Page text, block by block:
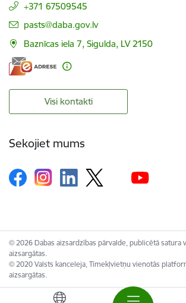
+371 67509545
E-pasts:
pasts@daba.gov.lv
Baznīcas iela 7, Sigulda, LV 2150
Visi kontakti
Sekojiet mums
© 2026 Dabas aizsardzības pārvalde, publicētā satura
aizsargātas.
© 2020 Valsts kanceleja, Tīmekļvietņu vienotās
aizsargātas.